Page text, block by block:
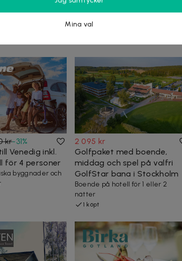
ovan tittar även på
kr-31%
Venedig inkl.
för 4 personer
byggnader och
2 095 kr
Golfpaket med boende,
middag och spel på valfri
GolfStar bana i Stockholm
Boende på hotell för 1 eller 2
nätter
1 köpt
Mina val